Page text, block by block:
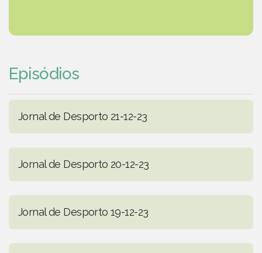
Episódios
Jornal de Desporto 21-12-23
Jornal de Desporto 20-12-23
Jornal de Desporto 19-12-23